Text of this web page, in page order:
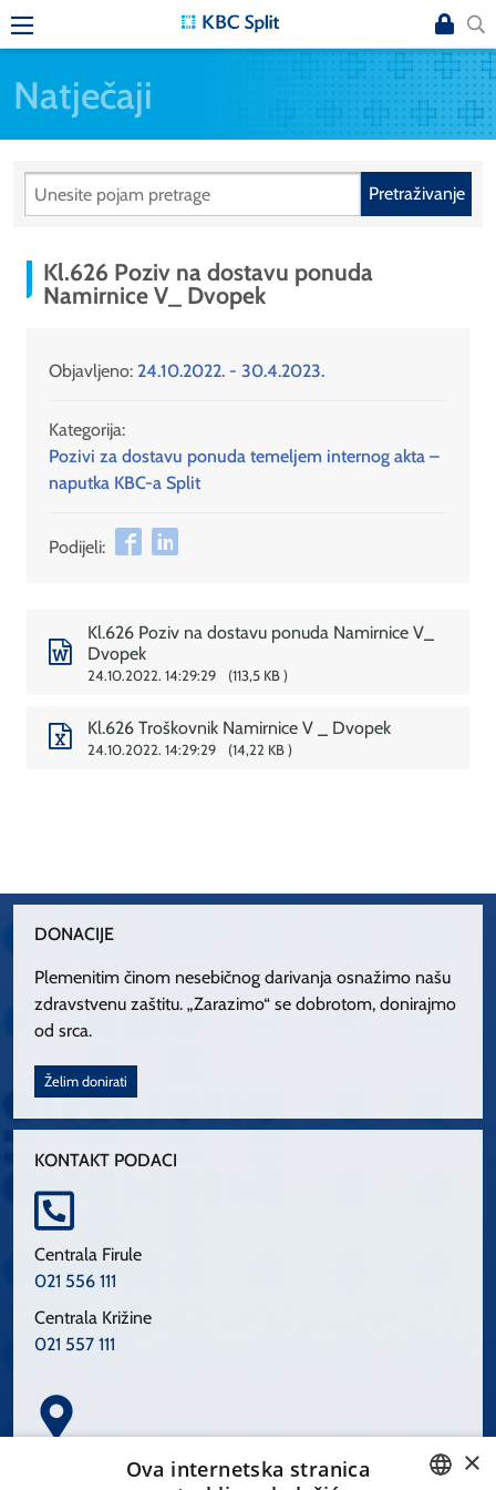
Natječaji
Pretraživanje
Kl.626 Poziv na dostavu ponuda
Namirnice V_ Dvopek
Objavljeno: 24.10.2022. - 30.4.2023.
Kategorija:
Pozivi za dostavu ponuda temeljem internog akta –
naputka KBC-a Split
Podijeli:
Kl.626 Poziv na dostavu ponuda Namirnice V_
Dvopek
24.10.2022. 14:29:29 113,5 KB
Kl.626 Troškovnik Namirnice V _ Dvopek
24.10.2022. 14:29:29 14,22 KB
DONACIJE
Plemenitim činom nesebičnog darivanja osnažimo našu
zdravstvenu zaštitu. „Zarazimo“ se dobrotom, donirajmo
od srca.
Želim donirati
KONTAKT PODACI
Centrala Firule
021 556 111
Centrala Križine
021 557 111
Spinčićeva 1, 21000 Split
×
Ova internetska stranica